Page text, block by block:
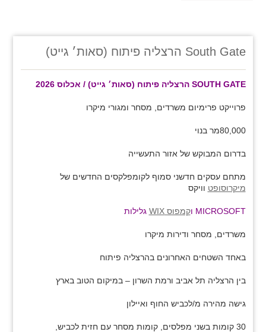
South Gate הרצליה פיתוח (סאות׳ גייט)
SOUTH GATE הרצליה פיתוח (סאות׳ גייט) / אכלוס 2026
פרוייקט פרימיום משרדים, מסחר ומגורי מיקרו
80,000מר בנוי
בדרום המבוקש של אזור התעשייה
מתחם עסקים חדשני סמוף לקומפלקסים החדשים של
מיקרוסופט וויקס
MICROSOFT ו קמפוס WIX גלילות
משרדים, מסחר ודירות מיקרו
באחד השטחים האחרונים בהרצליה פיתוח
בין הרצליה תל אביב ורמת השרון – במיקום הטוב בארץ
גישה מהירה מ/לכביש החוף ואיילון
30 קומות בשני מפלסים, קומות מסחר עם חזית לכביש,